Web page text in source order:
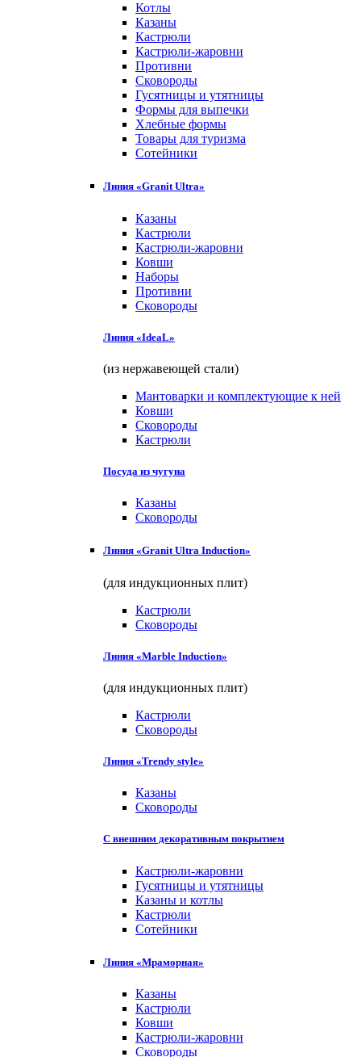
Котлы
Казаны
Кастрюли
Кастрюли-жаровни
Противни
Сковороды
Гусятницы и утятницы
Формы для выпечки
Хлебные формы
Товары для туризма
Сотейники
Линия «Granit Ultra»
Казаны
Кастрюли
Кастрюли-жаровни
Ковши
Наборы
Противни
Сковороды
Линия «IdeaL»
(из нержавеющей стали)
Мантоварки и комплектующие к ней
Ковши
Сковороды
Кастрюли
Посуда из чугуна
Казаны
Сковороды
Линия «Granit Ultra Induction»
(для индукционных плит)
Кастрюли
Сковороды
Линия «Marble Induction»
(для индукционных плит)
Кастрюли
Сковороды
Линия «Trendy style»
Казаны
Сковороды
С внешним декоративным покрытием
Кастрюли-жаровни
Гусятницы и утятницы
Казаны и котлы
Кастрюли
Сотейники
Линия «Мраморная»
Казаны
Кастрюли
Ковши
Кастрюли-жаровни
Сковороды